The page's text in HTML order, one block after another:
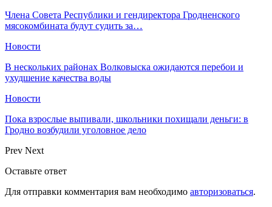
Члена Совета Республики и гендиректора Гродненского
мясокомбината будут судить за…
Новости
В нескольких районах Волковыска ожидаются перебои и
ухудшение качества воды
Новости
Пока взрослые выпивали, школьники похищали деньги: в
Гродно возбудили уголовное дело
Prev Next
Оставьте ответ
Для отправки комментария вам необходимо авторизоваться.